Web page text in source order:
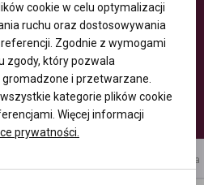
reklama
cookie w celu optymalizacji
ruchu oraz dostosowywania
Zgodnie z wymogami
zgody, który pozwala
i przetwarzane.
kategorie plików cookie
Więcej informacji
prywatności.